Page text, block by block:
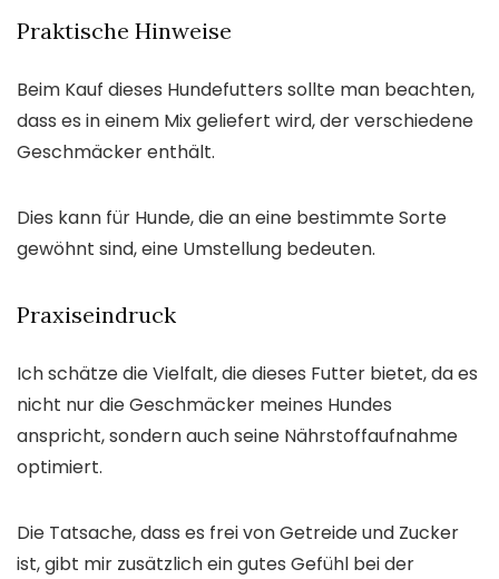
Praktische Hinweise
Beim Kauf dieses Hundefutters sollte man beachten,
dass es in einem Mix geliefert wird, der verschiedene
Geschmäcker enthält.
Dies kann für Hunde, die an eine bestimmte Sorte
gewöhnt sind, eine Umstellung bedeuten.
Praxiseindruck
Ich schätze die Vielfalt, die dieses Futter bietet, da es
nicht nur die Geschmäcker meines Hundes
anspricht, sondern auch seine Nährstoffaufnahme
optimiert.
Die Tatsache, dass es frei von Getreide und Zucker
ist, gibt mir zusätzlich ein gutes Gefühl bei der